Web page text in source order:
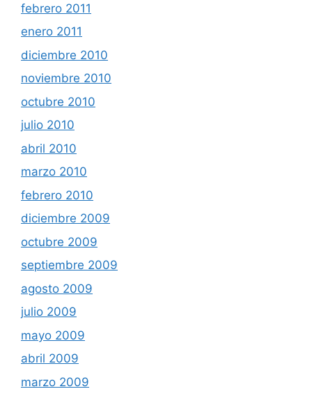
febrero 2011
enero 2011
diciembre 2010
noviembre 2010
octubre 2010
julio 2010
abril 2010
marzo 2010
febrero 2010
diciembre 2009
octubre 2009
septiembre 2009
agosto 2009
julio 2009
mayo 2009
abril 2009
marzo 2009